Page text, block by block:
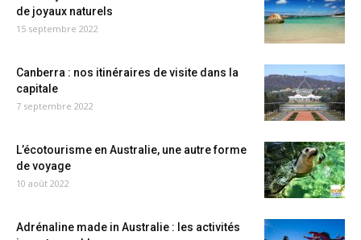
de joyaux naturels
15 septembre 2022
Canberra : nos itinéraires de visite dans la
capitale
7 septembre 2022
L’écotourisme en Australie, une autre forme
de voyage
10 août 2022
Adrénaline made in Australie : les activités